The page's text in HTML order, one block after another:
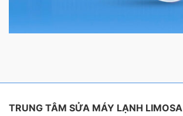
TRUNG TÂM SỬA MÁY LẠNH LIMOSA